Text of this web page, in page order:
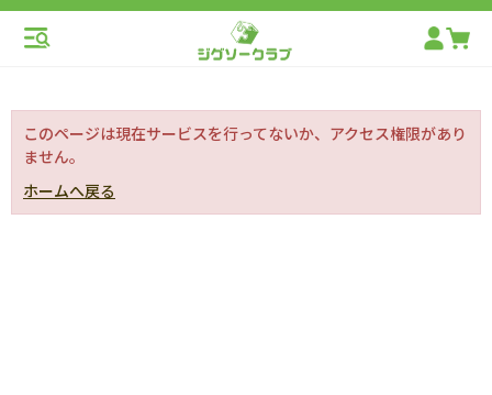
このページは現在サービスを行ってないか、アクセス権限があり
ません。
ホームへ戻る